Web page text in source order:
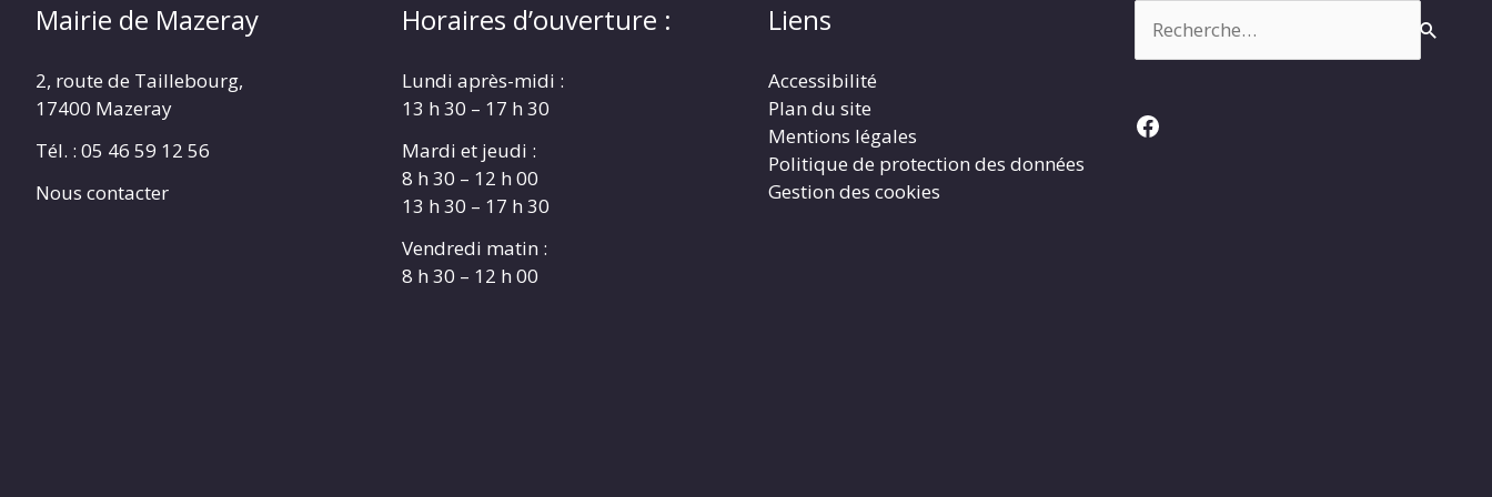
Mairie de Mazeray
2, route de Taillebourg,
17400 Mazeray
Tél. : 05 46 59 12 56
Nous contacter
Horaires d’ouverture :
Lundi après-midi :
13 h 30 – 17 h 30
Mardi et jeudi :
8 h 30 – 12 h 00
13 h 30 – 17 h 30
Vendredi matin :
8 h 30 – 12 h 00
Liens
Accessibilité
Plan du site
Mentions légales
Politique de protection des données
Gestion des cookies
Facebook